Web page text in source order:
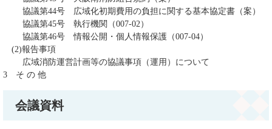
協議第44号 広域化初期費用の負担に関する基本協定書（案）
協議第45号 執行機関（007-02）
協議第46号 情報公開・個人情報保護（007-04）
(2)報告事項
広域消防運営計画等の協議事項（運用）について
3 そ の 他
会議資料